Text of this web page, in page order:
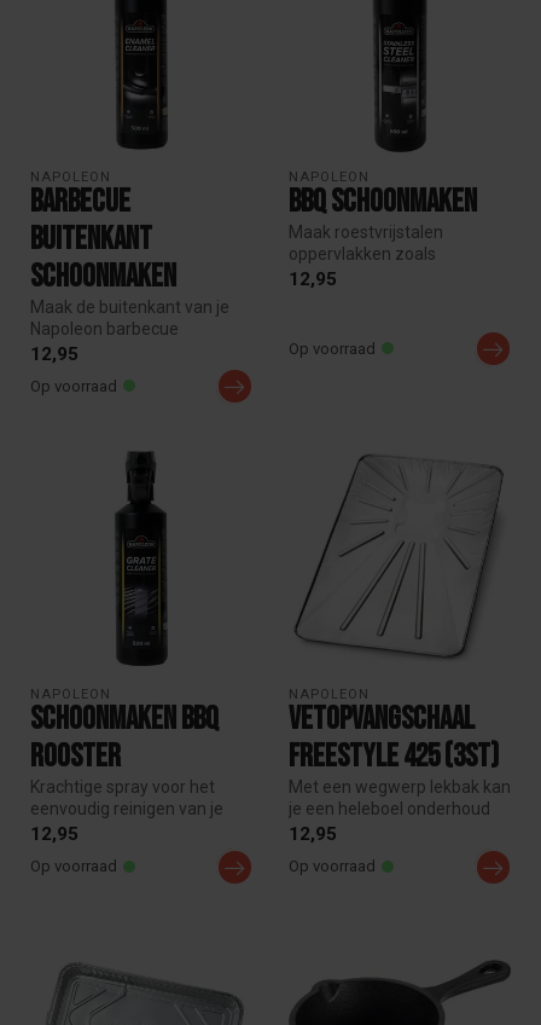
NAPOLEON
Barbecue
Buitenkant
Schoonmaken
Maak de buitenkant van je
Napoleon barbecue
eenvoudig schoon met
12,95
Op voorraad
NAPOLEON
BBQ Schoonmaken
Maak roestvrijstalen
oppervlakken zoals
barbecues en
12,95
Op voorraad
NAPOLEON
Schoonmaken BBQ
Rooster
Krachtige spray voor het
eenvoudig reinigen van je
barbecuegrill. Verwijdert
12,95
Op voorraad
NAPOLEON
vetopvangschaal
Freestyle 425 (3st)
Met een wegwerp lekbak kan
je een heleboel onderhoud
en schoonmaakwerk
12,95
Op voorraad